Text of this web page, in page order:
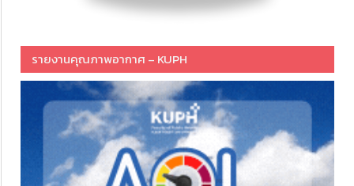
รายงานคุณภาพอากาศ – KUPH